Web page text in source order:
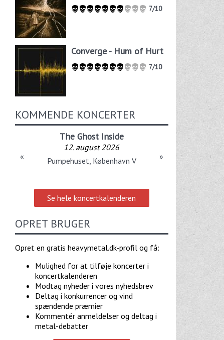
7/10
Converge - Hum of Hurt
7/10
KOMMENDE KONCERTER
The Ghost Inside
12. august 2026
Pumpehuset, København V
« »
Se hele koncertkalenderen
OPRET BRUGER
Opret en gratis heavymetal.dk-profil og få:
Mulighed for at tilføje koncerter i
koncertkalenderen
Modtag nyheder i vores nyhedsbrev
Deltag i konkurrencer og vind
spændende præmier
Kommentér anmeldelser og deltag i
metal-debatter